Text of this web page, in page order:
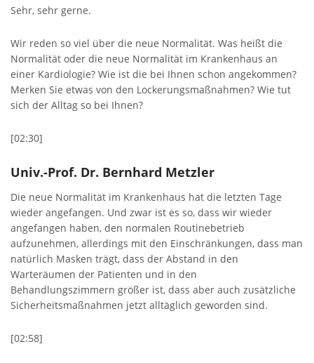
Sehr, sehr gerne.
Wir reden so viel über die neue Normalität. Was heißt die
Normalität oder die neue Normalität im Krankenhaus an
einer Kardiologie? Wie ist die bei Ihnen schon angekommen?
Merken Sie etwas von den Lockerungsmaßnahmen? Wie tut
sich der Alltag so bei Ihnen?
[02:30]
Univ.-Prof. Dr. Bernhard Metzler
Die neue Normalität im Krankenhaus hat die letzten Tage
wieder angefangen. Und zwar ist es so, dass wir wieder
angefangen haben, den normalen Routinebetrieb
aufzunehmen, allerdings mit den Einschränkungen, dass man
natürlich Masken trägt, dass der Abstand in den
Warteräumen der Patienten und in den
Behandlungszimmern größer ist, dass aber auch zusätzliche
Sicherheitsmaßnahmen jetzt alltäglich geworden sind.
[02:58]